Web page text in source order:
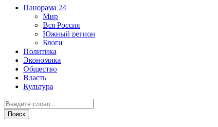
Панорама 24
Мир
Вся Россия
Южный регион
Блоги
Политика
Экономика
Общество
Власть
Культура